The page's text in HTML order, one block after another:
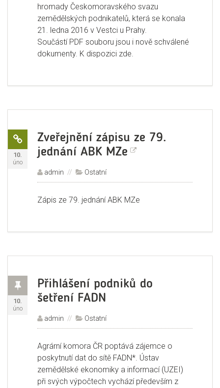
hromady Českomoravského svazu
zemědělských podnikatelů, která se konala
21. ledna 2016 v Vestci u Prahy.
Součástí PDF souboru jsou i nově schválené
dokumenty. K dispozici zde.
Zveřejnění zápisu ze 79.
jednání ABK MZe
Formát:
Odkaz
Publikováno:
10.
úno
Autor:
admin Rubriky:
Ostatní
Zápis ze 79. jednání ABK MZe
Přihlášení podniků do
šetření FADN
Příspěvek
Publikováno:
10.
úno
Autor:
admin Rubriky:
Ostatní
Agrární komora ČR poptává zájemce o
poskytnutí dat do sítě FADN*. Ústav
zemědělské ekonomiky a informací (UZEI)
při svých výpočtech vychází především z